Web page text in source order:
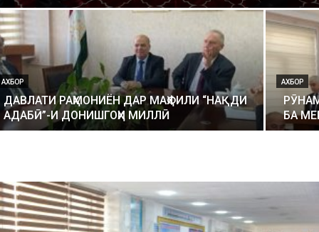
АХБОР
ДАВЛАТИ РАҲМОНИЁН ДАР МАҲФИЛИ “НАҚДИ
АДАБӢ”-И ДОНИШГОҲИ МИЛЛӢ
АХБОР
БА